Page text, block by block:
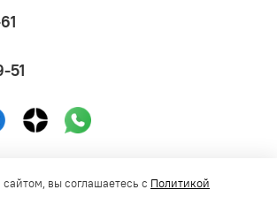
Получить консультацию
51
вы соглашаетесь с Политикой